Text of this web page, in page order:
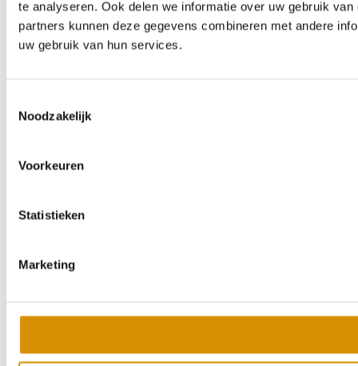
te analyseren. Ook delen we informatie over uw gebruik
partners kunnen deze gegevens combineren met andere
uw gebruik van hun services.
Noodzakelijk
Voorkeuren
Statistieken
Marketing